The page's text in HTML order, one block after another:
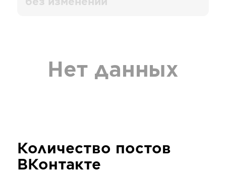
без изменений
Нет данных
Количество постов
ВКонтакте